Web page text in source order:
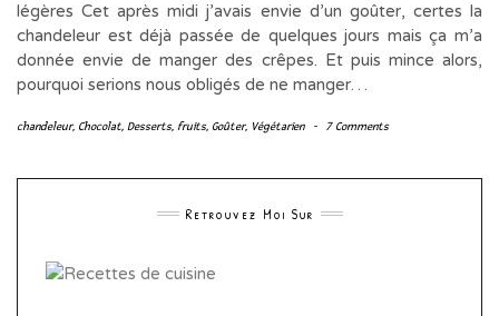
légères Cet après midi j’avais envie d’un goûter, certes la
chandeleur est déjà passée de quelques jours mais ça m’a
donnée envie de manger des crêpes. Et puis mince alors,
pourquoi serions nous obligés de ne manger…
chandeleur, Chocolat, Desserts, fruits, Goûter, Végétarien - 7 Comments
Retrouvez Moi Sur